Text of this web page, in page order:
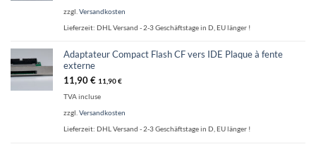
zzgl. Versandkosten
Lieferzeit: DHL Versand - 2-3 Geschäftstage in D, EU länger !
Adaptateur Compact Flash CF vers IDE Plaque à fente
externe
11,90€ 11,90€
TVA incluse
zzgl. Versandkosten
Lieferzeit: DHL Versand - 2-3 Geschäftstage in D, EU länger !